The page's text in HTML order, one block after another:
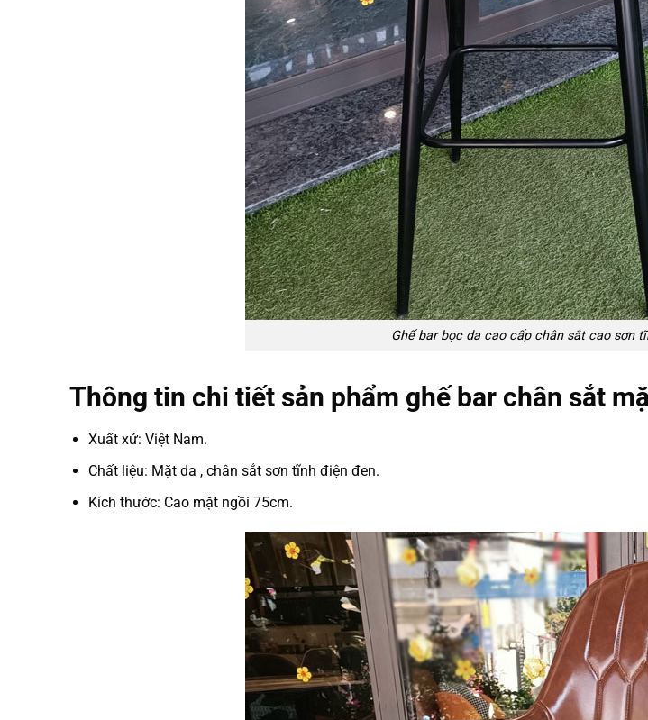
Ghế bar bọc da cao cấp chân sắt cao sơn
Thông tin chi tiết sản phẩm ghế bar chân sắt
Xuất xứ: Việt Nam.
Chất liệu: Mặt da , chân sắt sơn tĩnh điện đen.
Kích thước: Cao mặt ngồi 75cm.